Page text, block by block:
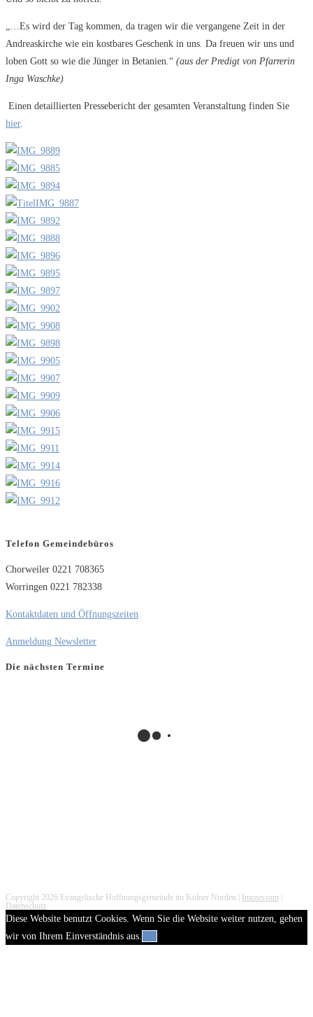
„…Es wird der Tag kommen, da tragen wir die vergangene Zeit in der
Andreaskirche wie ein kostbares Geschenk in uns. Da freuen wir uns und
loben Gott so wie die Jünger in Betanien.“ (aus der Predigt von Pfarrerin
Inga Waschke)
Einen detaillierten Pressebericht der gesamten Veranstaltung finden Sie
hier.
Telefon Gemeindebüros
Chorweiler 0221 708365
Worringen 0221 782338
Kontaktdaten und Öffnungszeiten
Anmeldung Newsletter
Die nächsten Termine
Copyright 2026 Evangelische Hoffnungsgemeinde im Kölner Norden | Impressum
Datenschutz
Diese Website benutzt Cookies. Wenn Sie die Website weiter nutzen, gehen
wir von Ihrem Einverständnis aus.